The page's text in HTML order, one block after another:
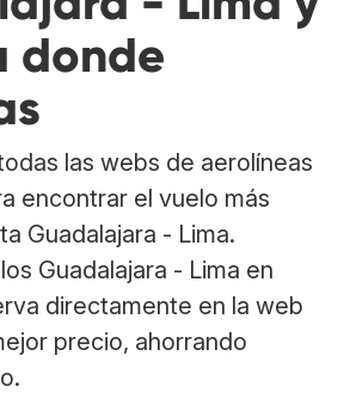
donde
las webs de aerolíneas
encontrar el vuelo más
Guadalajara - Lima.
Guadalajara - Lima en
directamente en la web
precio, ahorrando